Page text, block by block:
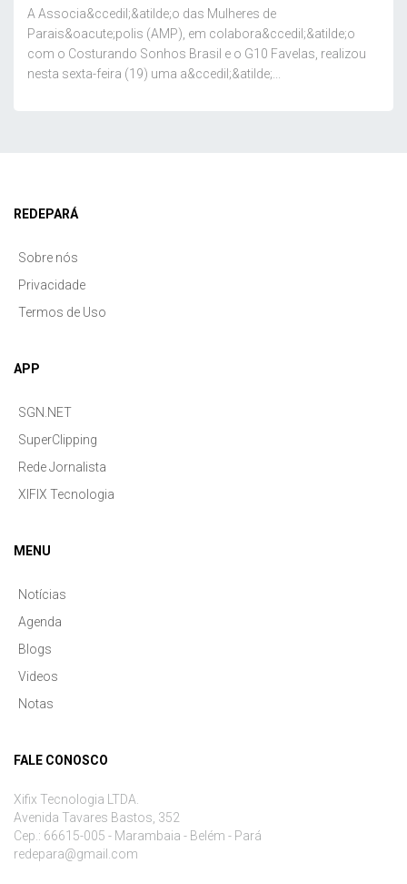
A Associa&ccedil;&atilde;o das Mulheres de
Parais&oacute;polis (AMP), em colabora&ccedil;&atilde;o
com o Costurando Sonhos Brasil e o G10 Favelas, realizou
nesta sexta-feira (19) uma a&ccedil;&atilde;...
REDEPARÁ
Sobre nós
Privacidade
Termos de Uso
APP
SGN.NET
SuperClipping
Rede Jornalista
XIFIX Tecnologia
MENU
Notícias
Agenda
Blogs
Videos
Notas
FALE CONOSCO
Xifix Tecnologia LTDA.
Avenida Tavares Bastos, 352
Cep.: 66615-005 - Marambaia - Belém - Pará
redepara@gmail.com